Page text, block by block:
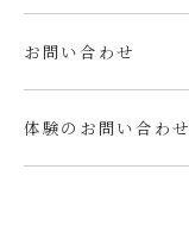
お問い合わせ
体験のお問い合わせ